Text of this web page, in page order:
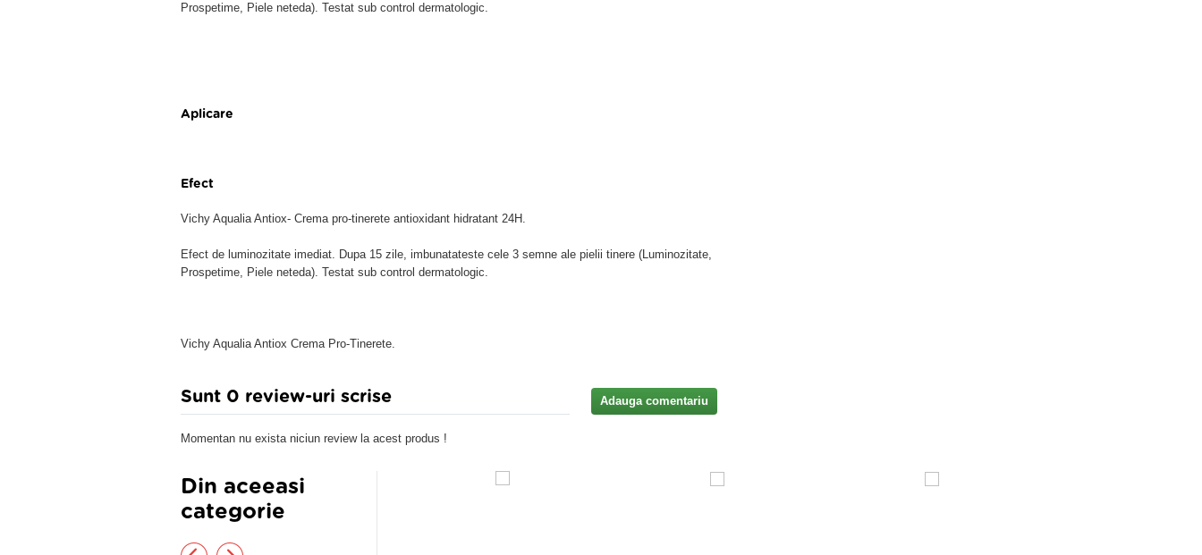
Prospetime, Piele neteda). Testat sub control dermatologic.
Aplicare
Efect
Vichy Aqualia Antiox- Crema pro-tinerete antioxidant hidratant 24H.
Efect de luminozitate imediat. Dupa 15 zile, imbunatateste cele 3 semne ale pielii tinere (Luminozitate,
Prospetime, Piele neteda). Testat sub control dermatologic.
Vichy Aqualia Antiox Crema Pro-Tinerete.
Sunt 0 review-uri scrise Adauga comentariu
Momentan nu exista niciun review la acest produs !
Din aceeasi
categorie